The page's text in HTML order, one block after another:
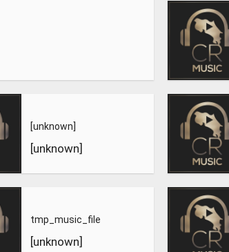
[unknown]
[unknown]
tmp_music_file
[unknown]